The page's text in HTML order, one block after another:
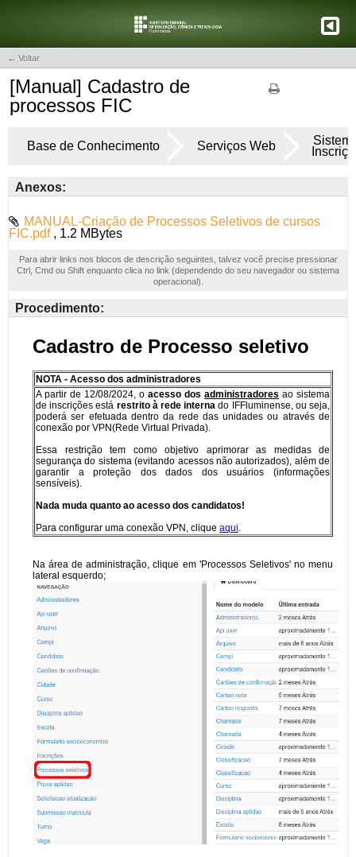
← Voltar
[Manual] Cadastro de
processos FIC
Base de Conhecimento Serviços Web
Anexos:
MANUAL-Criação de Processos Seletivos de cursos
FIC.pdf , 1.2 MBytes
Para abrir links nos blocos de descrição seguintes, talvez você precise pressionar
Ctrl, Cmd ou Shift enquanto clica no link (dependendo do seu navegador ou sistema
operacional).
Procedimento: